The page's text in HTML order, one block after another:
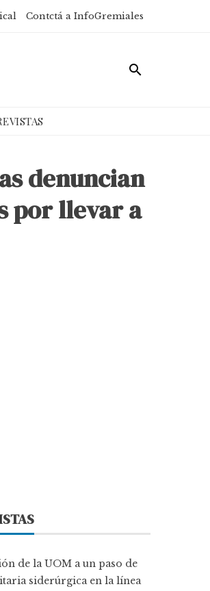
Contctá a InfoGremiales
denuncian
por llevar a
de la UOM a un paso de
siderúrgica en la línea